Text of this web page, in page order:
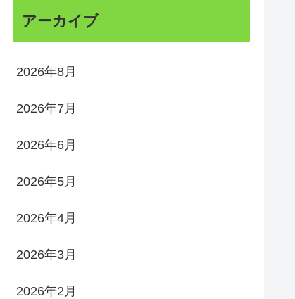
アーカイブ
2026年8月
2026年7月
2026年6月
2026年5月
2026年4月
2026年3月
2026年2月